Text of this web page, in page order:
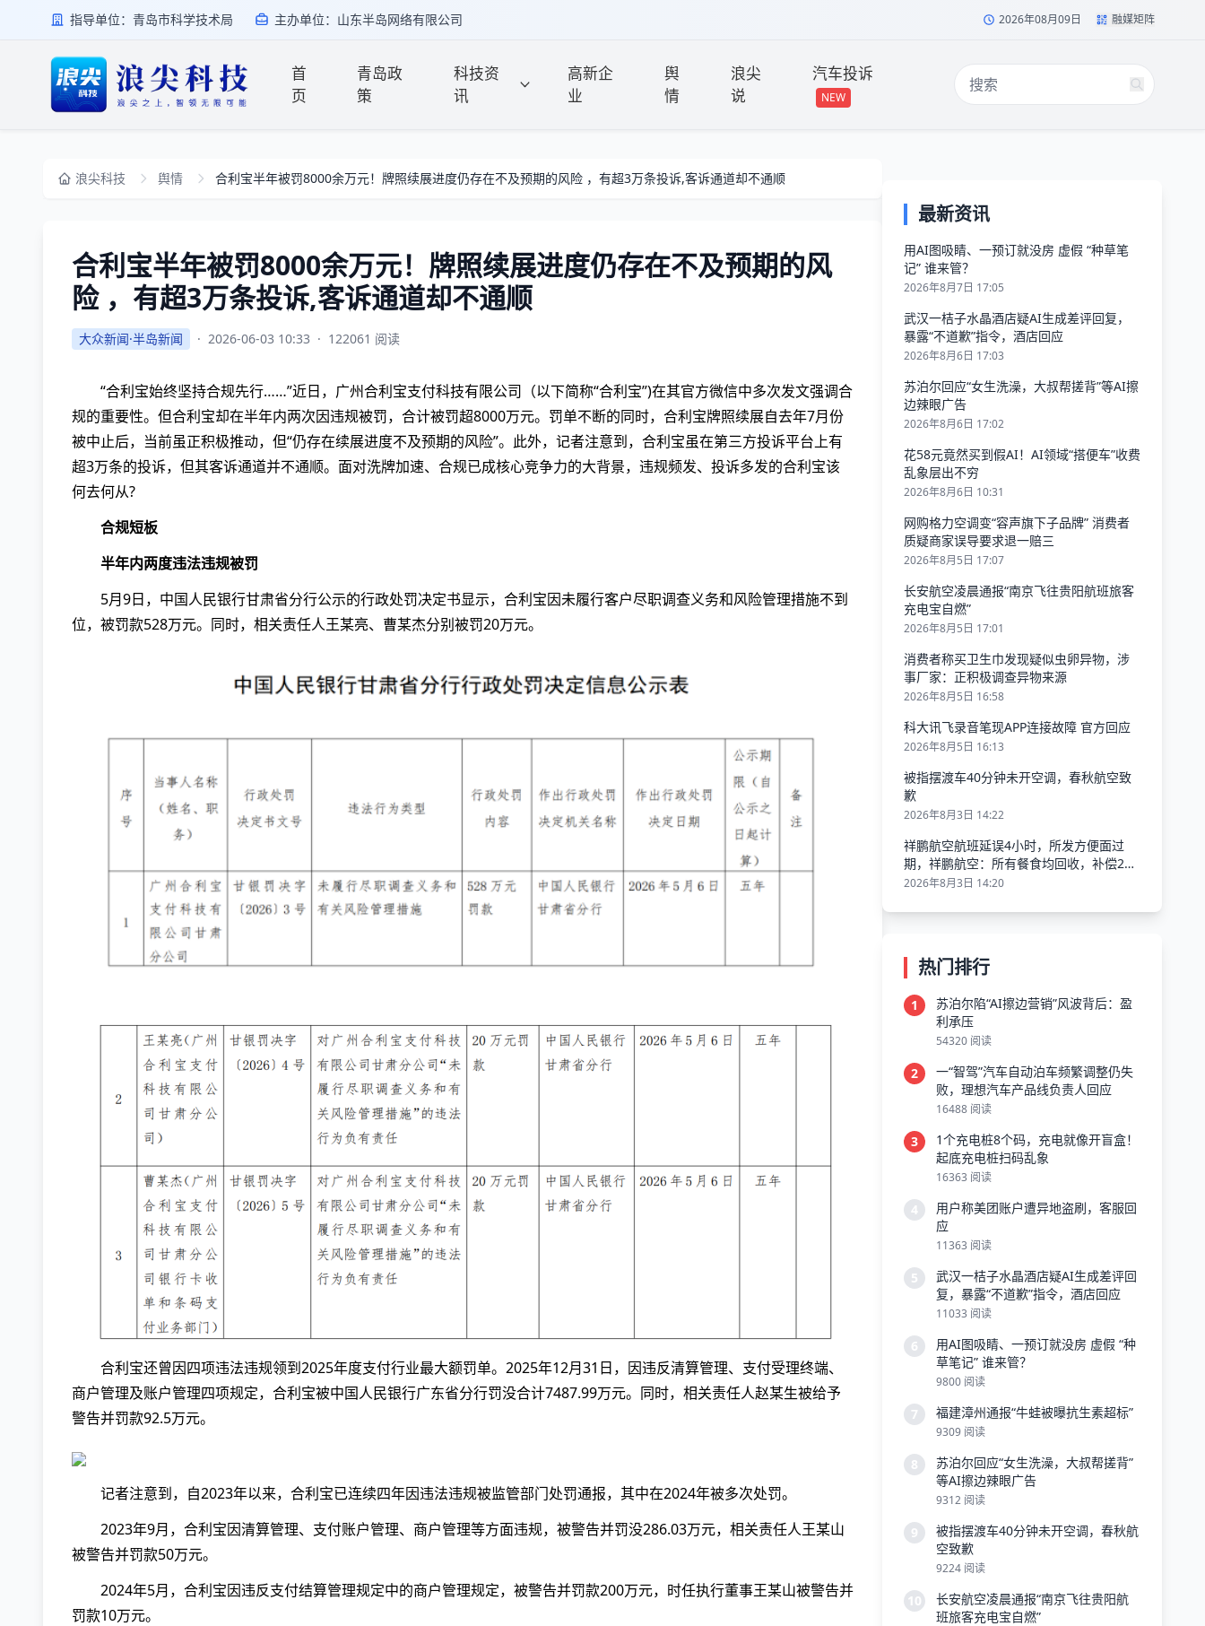
指导单位：青岛市科学技术局 主办单位：山东半岛网络有限公司 2026年08月09日 融媒矩阵
首
页
青岛政
策
科技资
讯
高新企
业
舆
情
浪尖
说
汽车投诉
NEW
浪尖科技 舆情 合利宝半年被罚8000余万元！牌照续展进度仍存在不及预期的风险 ，有超3万条投诉,客诉通道却不通顺
合利宝半年被罚8000余万元！牌照续展进度仍存在不及预期的风
险 ，有超3万条投诉,客诉通道却不通顺
大众新闻·半岛新闻 · 2026-06-03 10:33 · 122061 阅读
“合利宝始终坚持合规先行……”近日，广州合利宝支付科技有限公司（以下简称“合利宝”)在其官方微信中多次发文强调合
规的重要性。但合利宝却在半年内两次因违规被罚，合计被罚超8000万元。罚单不断的同时，合利宝牌照续展自去年7月份
被中止后，当前虽正积极推动，但“仍存在续展进度不及预期的风险”。此外，记者注意到，合利宝虽在第三方投诉平台上有
超3万条的投诉，但其客诉通道并不通顺。面对洗牌加速、合规已成核心竞争力的大背景，违规频发、投诉多发的合利宝该
何去何从?
合规短板
半年内两度违法违规被罚
5月9日，中国人民银行甘肃省分行公示的行政处罚决定书显示，合利宝因未履行客户尽职调查义务和风险管理措施不到
位，被罚款528万元。同时，相关责任人王某亮、曹某杰分别被罚20万元。
合利宝还曾因四项违法违规领到2025年度支付行业最大额罚单。2025年12月31日，因违反清算管理、支付受理终端、
商户管理及账户管理四项规定，合利宝被中国人民银行广东省分行罚没合计7487.99万元。同时，相关责任人赵某生被给予
警告并罚款92.5万元。
记者注意到，自2023年以来，合利宝已连续四年因违法违规被监管部门处罚通报，其中在2024年被多次处罚。
2023年9月，合利宝因清算管理、支付账户管理、商户管理等方面违规，被警告并罚没286.03万元，相关责任人王某山
被警告并罚款50万元。
2024年5月，合利宝因违反支付结算管理规定中的商户管理规定，被警告并罚款200万元，时任执行董事王某山被警告并
罚款10万元。
最新资讯
用AI图吸睛、一预订就没房 虚假 “种草笔
记” 谁来管？
2026年8月7日 17:05
武汉一桔子水晶酒店疑AI生成差评回复，
暴露“不道歉”指令，酒店回应
2026年8月6日 17:03
苏泊尔回应“女生洗澡，大叔帮搓背”等AI擦
边辣眼广告
2026年8月6日 17:02
花58元竟然买到假AI！AI领域“搭便车”收费
乱象层出不穷
2026年8月6日 10:31
网购格力空调变“容声旗下子品牌” 消费者
质疑商家误导要求退一赔三
2026年8月5日 17:07
长安航空凌晨通报“南京飞往贵阳航班旅客
充电宝自燃”
2026年8月5日 17:01
消费者称买卫生巾发现疑似虫卵异物，涉
事厂家：正积极调查异物来源
2026年8月5日 16:58
科大讯飞录音笔现APP连接故障 官方回应
2026年8月5日 16:13
被指摆渡车40分钟未开空调，春秋航空致
歉
2026年8月3日 14:22
祥鹏航空航班延误4小时，所发方便面过
期，祥鹏航空：所有餐食均回收，补偿200
元并致歉
2026年8月3日 14:20
热门排行
1
苏泊尔陷“AI擦边营销”风波背后：盈
利承压
54320 阅读
2
一“智驾”汽车自动泊车频繁调整仍失
败，理想汽车产品线负责人回应
16488 阅读
3
1个充电桩8个码，充电就像开盲盒！
起底充电桩扫码乱象
16363 阅读
4
用户称美团账户遭异地盗刷，客服回
应
11363 阅读
5
武汉一桔子水晶酒店疑AI生成差评回
复，暴露“不道歉”指令，酒店回应
11033 阅读
6
用AI图吸睛、一预订就没房 虚假 “种
草笔记” 谁来管？
9800 阅读
7 福建漳州通报“牛蛙被曝抗生素超标”
9309 阅读
8
苏泊尔回应“女生洗澡，大叔帮搓背”
等AI擦边辣眼广告
9312 阅读
9
被指摆渡车40分钟未开空调，春秋航
空致歉
9224 阅读
10
长安航空凌晨通报“南京飞往贵阳航
班旅客充电宝自燃”